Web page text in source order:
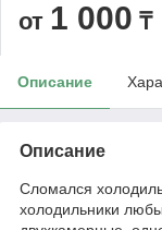
от 1 000 ₸
Описание
Описание
Сломался
холодильники